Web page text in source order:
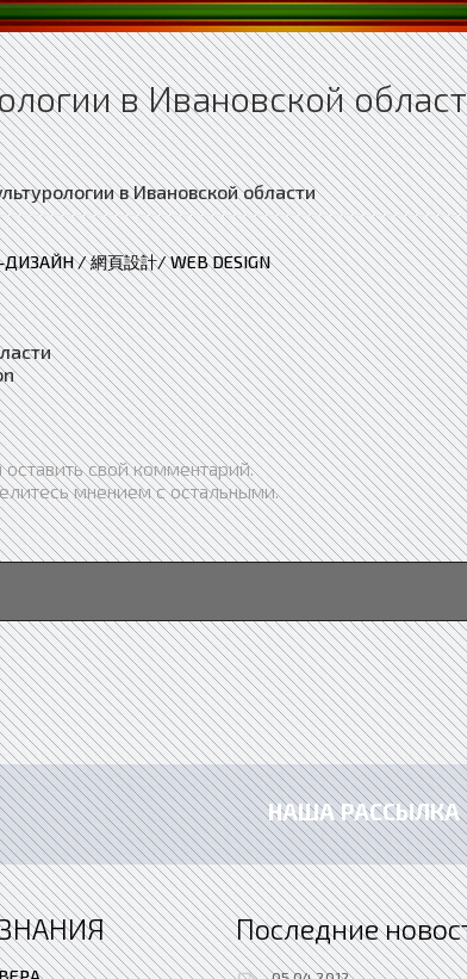
в Ивановской
/ 網頁設計/ WEB DESIGN
свой комментарий.
мнением с остальными.
НАША РАССЫЛКА
Последние